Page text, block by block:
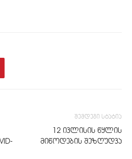
შემდეგი სტატია
12 ივლისის წყლის
მიწოდების შეზღუდვა